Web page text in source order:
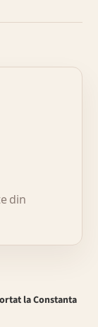
din
la Constanta